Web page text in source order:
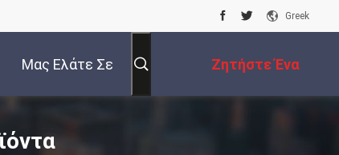
Greek
Μας Ελάτε Σε Ζητήστε Ένα
Απόσπασμα